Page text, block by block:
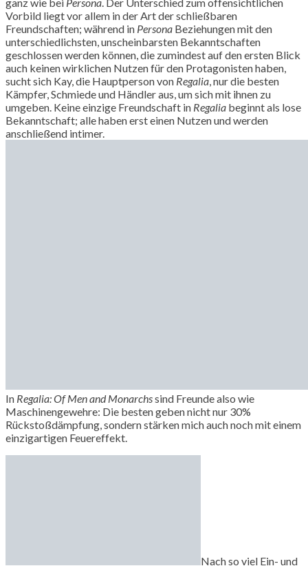
Vorbild liegt vor allem in der Art der schließbaren
Freundschaften; während in Persona Beziehungen mit den
unterschiedlichsten, unscheinbarsten Bekanntschaften
geschlossen werden können, die zumindest auf den ersten Blick
auch keinen wirklichen Nutzen für den Protagonisten haben,
sucht sich Kay, die Hauptperson von Regalia , nur die besten
Kämpfer, Schmiede und Händler aus, um sich mit ihnen zu
umgeben. Keine einzige Freundschaft in Regalia beginnt als lose
Bekanntschaft; alle haben erst einen Nutzen und werden
anschließend intimer.
In Regalia: Of Men and Monarchssind Freunde also wie
Maschinengewehre: Die besten geben nicht nur 30%
Rückstoßdämpfung, sondern stärken mich auch noch mit einem
einzigartigen Feuereffekt.
Nach so viel Ein- und